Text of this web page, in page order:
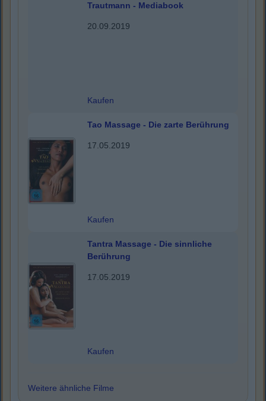
Trautmann - Mediabook
20.09.2019
Kaufen
Tao Massage - Die zarte Berührung
17.05.2019
Kaufen
Tantra Massage - Die sinnliche
Berührung
17.05.2019
Kaufen
Weitere ähnliche Filme